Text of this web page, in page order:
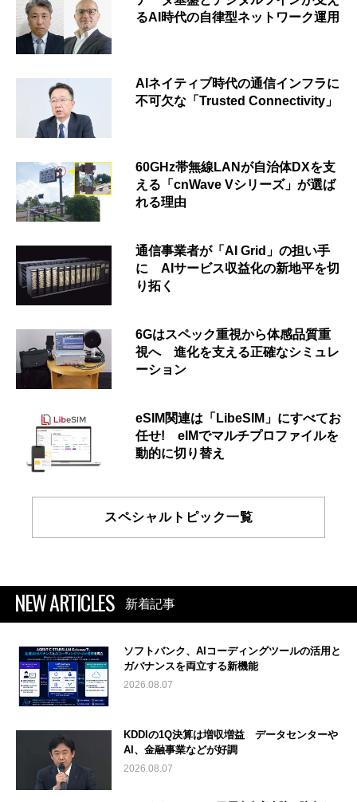
るAI時代の自律型ネットワーク運用
AIネイティブ時代の通信インフラに
不可欠な「Trusted Connectivity」
60GHz帯無線LANが自治体DXを支
える「cnWave Vシリーズ」が選ば
れる理由
通信事業者が「AI Grid」の担い手
に AIサービス収益化の新地平を切
り拓く
6Gはスペック重視から体感品質重
視へ 進化を支える正確なシミュレ
ーション
eSIM関連は「LibeSIM」にすべてお
任せ! eIMでマルチプロファイルを
動的に切り替え
スペシャルトピック一覧
NEW ARTICLES 新着記事
ソフトバンク、AIコーディングツールの活用と
ガバナンスを両立する新機能
2026.08.07
KDDIの1Q決算は増収増益 データセンターや
AI、金融事業などが好調
2026.08.07